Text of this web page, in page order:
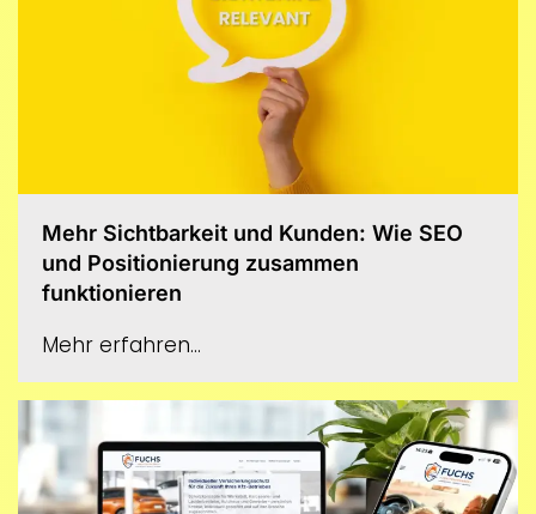
Mehr Sichtbarkeit und Kunden: Wie SEO
und Positionierung zusammen
funktionieren
Mehr erfahren...